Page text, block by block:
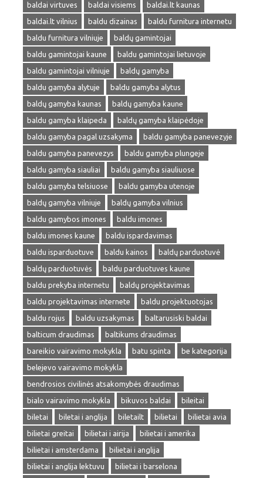
baldai virtuves
baldai visiems
baldai.lt kaunas
baldai.lt vilnius
baldu dizainas
baldu furnitura internetu
baldu furnitura vilniuje
baldų gamintojai
baldu gamintojai kaune
baldu gamintojai lietuvoje
baldu gamintojai vilniuje
baldų gamyba
baldu gamyba alytuje
baldu gamyba alytus
baldų gamyba kaunas
baldų gamyba kaune
baldu gamyba klaipeda
baldų gamyba klaipėdoje
baldu gamyba pagal uzsakyma
baldu gamyba panevezyje
baldu gamyba panevezys
baldu gamyba plungeje
baldu gamyba siauliai
baldu gamyba siauliuose
baldu gamyba telsiuose
baldu gamyba utenoje
baldų gamyba vilniuje
baldų gamyba vilnius
baldu gamybos imones
baldu imones
baldu imones kaune
baldu ispardavimas
baldu isparduotuve
baldu kainos
baldų parduotuvė
baldų parduotuvės
baldu parduotuves kaune
baldu prekyba internetu
baldų projektavimas
baldu projektavimas internete
baldu projektuotojas
baldu rojus
baldu uzsakymas
baltarusiski baldai
balticum draudimas
baltikums draudimas
bareikio vairavimo mokykla
batu spinta
be kategorija
belejevo vairavimo mokykla
bendrosios civilinės atsakomybės draudimas
bialo vairavimo mokykla
bikuvos baldai
bileitai
biletai
biletai i anglija biletailt bilietai
bilietai avia
bilietai greitai
bilietai i airija
bilietai i amerika
bilietai i amsterdama
bilietai i anglija
bilietai i anglija lektuvu
bilietai i barselona